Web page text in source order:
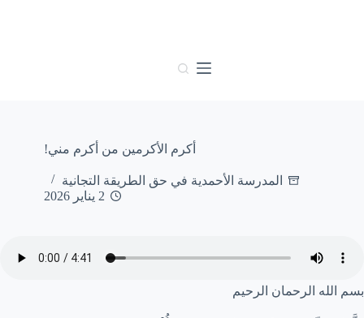
أكرم الأكرمين من أكرم مني!
المدرسة الأحمدية في حق الطريقة التجانية
2 يناير 2026
بسم الله الرحمان الرحيم